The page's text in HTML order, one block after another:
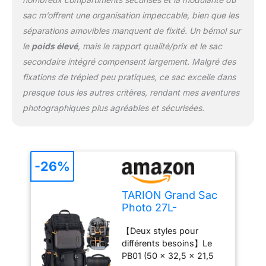
PORTABLE】Le grand
sac pour appareil photo
avec compartiment
d'accéder rapidement à
votre équipement sans
avoir à retirer votre grand
sac à dos. La pochette
arrière dédiée peut
【RÉSISTANT AUX
CHOCS, À L'ABRASION
ET AUX
INTEMÉTÉRIES】 Le
rembourrage de
protection épais à
l'intérieur, résistant aux
chocs et indéformable,
contribue à protéger
sac m’offrent une organisation impeccable, bien que les
séparations amovibles manquent de fixité. Un bémol sur
le poids élevé, mais le rapport qualité/prix et le sac
secondaire intégré compensent largement. Malgré des
fixations de trépied peu pratiques, ce sac excelle dans
presque tous les autres critères, rendant mes aventures
photographiques plus agréables et sécurisées.
TARION Grand Sac
Photo 27L-
Dos pour Appareil
Photo avec
Compartiment
【Deux styles pour
différents besoins】Le
PB01 (50 x 32,5 x 21,5
-26%